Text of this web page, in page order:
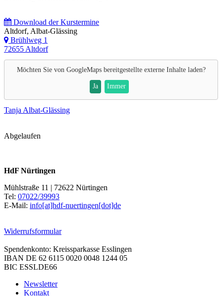
Download der Kurstermine
Altdorf, Albat-Glässing
Brühlweg 1
72655 Altdorf
Möchten Sie von GoogleMapsbereitgestellte externe Inhalte laden?
Ja Immer
Tanja Albat-Glässing
Abgelaufen
HdF Nürtingen
Mühlstraße 11 | 72622 Nürtingen
Tel: 07022/39993
E-Mail: info[at]hdf-nuertingen[dot]de
Widerrufsformular
Spendenkonto: Kreissparkasse Esslingen
IBAN DE 62 6115 0020 0048 1244 05
BIC ESSLDE66
Newsletter
Kontakt